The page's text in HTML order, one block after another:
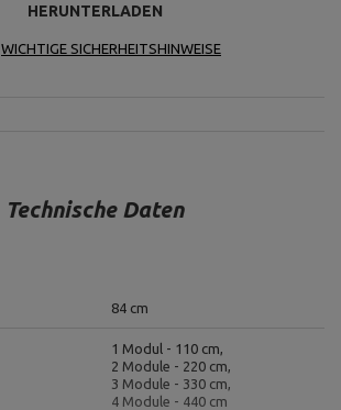
HERUNTERLADEN
WICHTIGE SICHERHEITSHINWEISE
Technische Daten
84 cm
1 Modul - 110 cm,
2 Module - 220 cm,
3 Module - 330 cm,
4 Module - 440 cm